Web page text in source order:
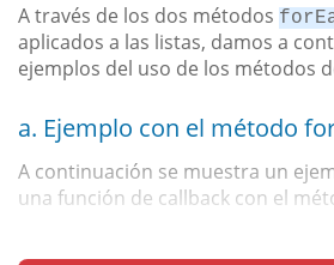
A través de los dos métodos
aplicados a las listas, damos a
ejemplos del uso de los métodos
a. Ejemplo con el método
A continuación se muestra un
una función de callback con el